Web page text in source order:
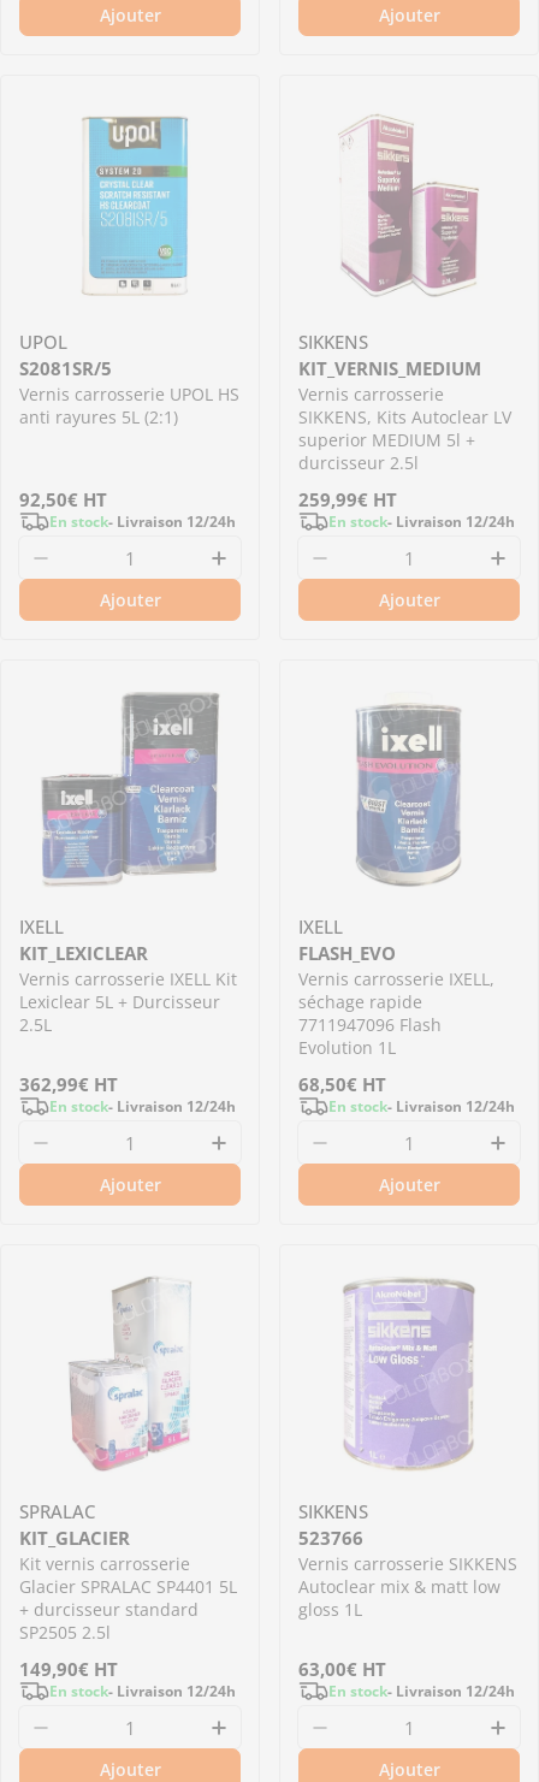
Ajouter Ajouter
UPOL
S2081SR/5
Vernis carrosserie UPOL HS
anti rayures 5L (2:1)
Prix
régulier
92,50€ HT
En stock- Livraison 12/24h
Diminuer la quantité pour S2081SR/5 - Vernis
Augmenter la quantité pour
Ajouter
SIKKENS
KIT_VERNIS_MEDIUM
Vernis carrosserie
SIKKENS, Kits Autoclear LV
superior MEDIUM 5l +
durcisseur 2.5l
Prix
régulier
259,99€ HT
En stock- Livraison 12/24h
Diminuer la quantité
Ajouter
IXELL
KIT_LEXICLEAR
Vernis carrosserie IXELL Kit
Lexiclear 5L + Durcisseur
2.5L
Prix
régulier
362,99€ HT
En stock- Livraison 12/24h
Diminuer la quantité pour Vernis carrosserie
Augmenter la quantité pour
Ajouter
IXELL
FLASH_EVO
Vernis carrosserie IXELL,
séchage rapide
7711947096 Flash
Evolution 1L
Prix
régulier
68,50€ HT
En stock- Livraison 12/24h
Diminuer la quantité
Ajouter
SPRALAC
KIT_GLACIER
Kit vernis carrosserie
Glacier SPRALAC SP4401 5L
+ durcisseur standard
SP2505 2.5l
Prix
régulier
149,90€ HT
En stock- Livraison 12/24h
Diminuer la quantité pour KIT_GLACIER - Kit
Augmenter la quantité pour
Ajouter
SIKKENS
523766
Vernis carrosserie SIKKENS
Autoclear mix & matt low
gloss 1L
Prix
régulier
63,00€ HT
En stock- Livraison 12/24h
Diminuer la
Ajouter